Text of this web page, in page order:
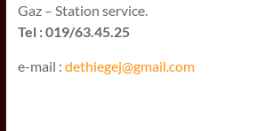
Gaz – Station service.
Tel : 019/63.45.25
e-mail : dethiegej@gmail.com